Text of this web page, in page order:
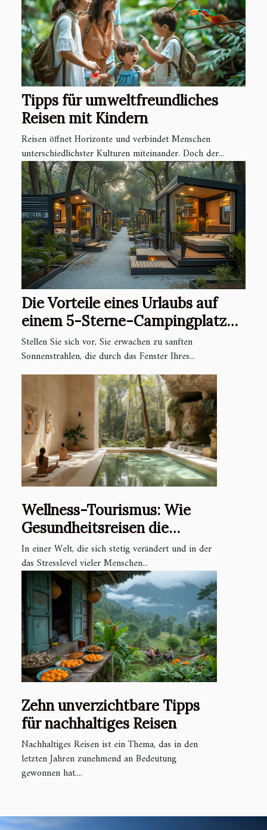
Tipps für umweltfreundliches
Reisen mit Kindern
Reisen öffnet Horizonte und verbindet Menschen
unterschiedlichster Kulturen miteinander. Doch der...
Die Vorteile eines Urlaubs auf
einem 5-Sterne-Campingplatz
mit Premium-Mobilheimen und
ganzjährigen Aktivitäten
Stellen Sie sich vor, Sie erwachen zu sanften
Sonnenstrahlen, die durch das Fenster Ihres...
Wellness-Tourismus: Wie
Gesundheitsreisen die
Tourismusbranche
verändern
In einer Welt, die sich stetig verändert und in der
das Stresslevel vieler Menschen...
Zehn unverzichtbare Tipps
für nachhaltiges Reisen
Nachhaltiges Reisen ist ein Thema, das in den
letzten Jahren zunehmend an Bedeutung
gewonnen hat....